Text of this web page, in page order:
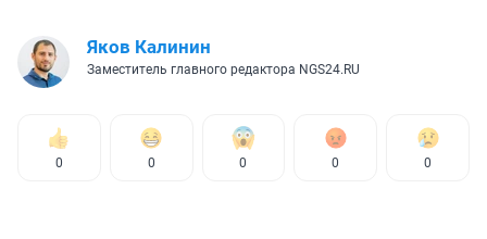
Яков Калинин
Заместитель главного редактора NGS24.RU
0 0 0 0 0